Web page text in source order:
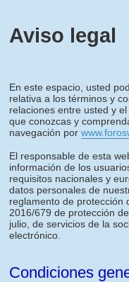
Aviso legal
En este espacio, usted
relativa a los términos y
relaciones entre usted y
que conozcas y
navegación por
El responsable de esta
información de los
requisitos nacionales y
datos personales de
reglamento de protección
2016/679 de protección
julio, de servicios de la
electrónico.
Condiciones